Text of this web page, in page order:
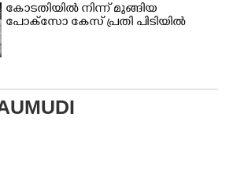
കോടതിയിൽ നിന്ന് മുങ്ങിയ
പോക്സോ കേസ് പ്രതി പിടിയിൽ